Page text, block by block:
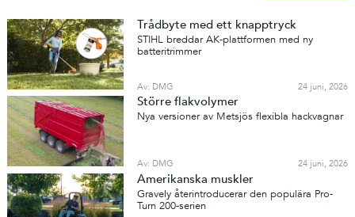
Trådbyte med ett knapptryck
STIHL breddar AK-plattformen med ny
batteritrimmer
Av: DMG 24 juni, 2026
Större flakvolymer
Nya versioner av Metsjös flexibla hackvagnar
Av: DMG 24 juni, 2026
Amerikanska muskler
Gravely återintroducerar den populära Pro-
Turn 200-serien